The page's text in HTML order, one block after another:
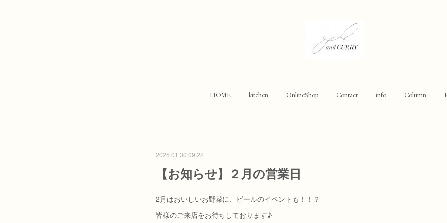
HOME kitchen OnlineShop Contact info Column
2025.01.30 09:22
【お知らせ】２月の営業日
2月はおいしいお野菜に、ビールのイベントも！！？
皆様のご来店をお待ちしております♪